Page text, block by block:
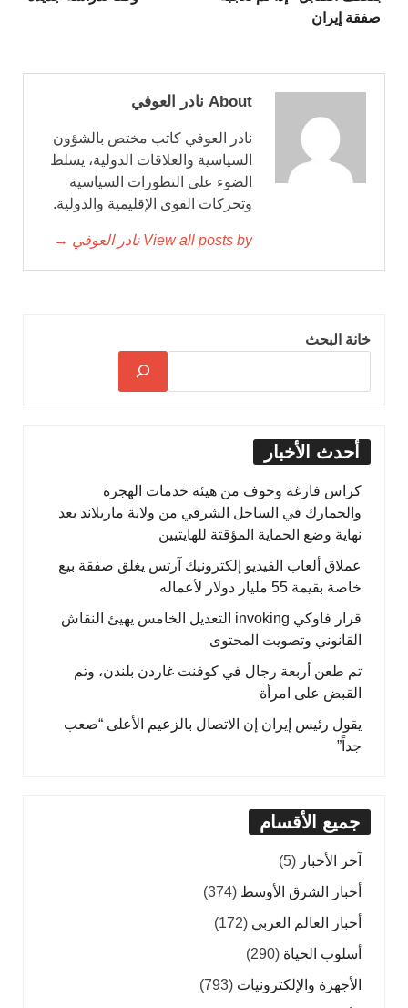
صفقة إيران
About نادر العوفي
نادر العوفي كاتب مختص بالشؤون
السياسية والعلاقات الدولية، يسلط
الضوء على التطورات السياسية
وتحركات القوى الإقليمية والدولية.
View all posts by نادر العوفي →
خانة البحث
أحدث الأخبار
كراس فارغة وخوف من هيئة خدمات الهجرة
والجمارك في الساحل الشرقي من ولاية ماريلاند بعد
نهاية وضع الحماية المؤقتة للهايتيين
عملاق ألعاب الفيديو إلكترونيك آرتس يغلق صفقة بيع
خاصة بقيمة 55 مليار دولار لأعماله
قرار فاوكي invoking التعديل الخامس يهيئ النقاش
القانوني وتصويت المحتوى
تم طعن أربعة رجال في كوفنت غاردن بلندن، وتم
القبض على امرأة
يقول رئيس إيران إن الاتصال بالزعيم الأعلى “صعب
جداً”
جميع الأقسام
آخر الأخبار (5)
أخبار الشرق الأوسط (374)
أخبار العالم العربي (172)
أسلوب الحياة (290)
الأجهزة والإلكترونيات (793)